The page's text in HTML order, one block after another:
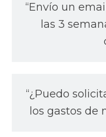
“Envío un
las 3
“¿Puedo
los gastos de